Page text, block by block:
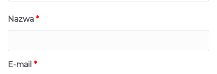
Nazwa *
E-mail *